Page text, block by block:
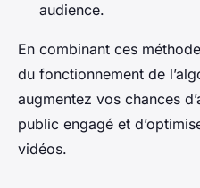
audience.
En combinant ces
du fonctionnement de
augmentez vos chances
public engagé et
vidéos.